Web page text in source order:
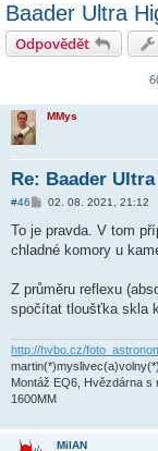
Baader Ultra
Odpovědět
MMys
Re: Baader
#46
P
í
s
p
e
k
02. 08. 2021, 21:12
To je pravda. V tom
chladné komory u
Z průměru reflexu
spočítat tloušťka skla
http://hvbo.cz/
Montáž EQ6, Hvězdárna s
1600MM
MilAN